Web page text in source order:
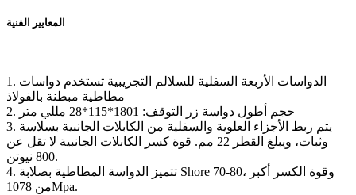
المعايير الفنية
1. الدواسات الأربعة السفلية للسلالم التجريبية تستخدم دواسات
مطاطية مبطنة بالفولاذ
2. حجم أطول دواسة زر التوقف: 1801*115*28 مللي متر
3. يتم ربط الأجزاء العلوية والسفلية من الكابلات الجانبية بسلاسة
وثبات، ويبلغ القطر 22 مم. قوة كسر الكابلات الجانبية لا تقل عن
800 نيوتن.
4. تتميز الدواسة المطاطية بصلابة Shore 70-80، وقوة الكسر أكبر
من 1078Mpa.